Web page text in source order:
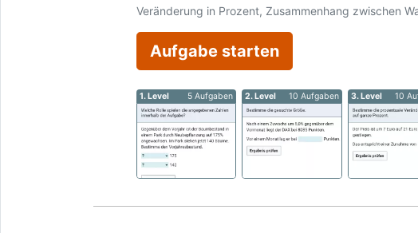
Veränderung in Prozent, Zusammenhang zwischen
Aufgabe starten
1. Level 5 Aufgaben 2. Level 10 Aufgaben 3. Level 10